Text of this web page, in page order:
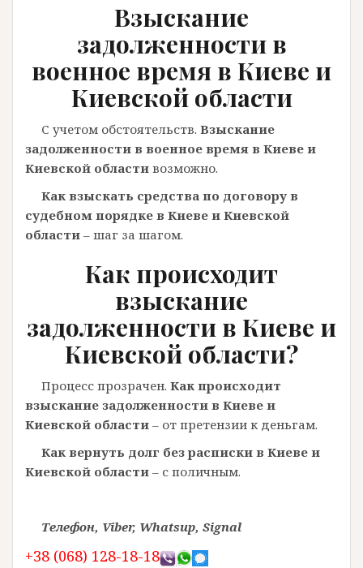
Взыскание
задолженности в
военное время в Киеве и
Киевской области
С учетом обстоятельств. Взыскание
задолженности в военное время в Киеве и
Киевской области возможно.
Как взыскать средства по договору в
судебном порядке в Киеве и Киевской
области – шаг за шагом.
Как происходит
взыскание
задолженности в Киеве и
Киевской области?
Процесс прозрачен. Как происходит
взыскание задолженности в Киеве и
Киевской области – от претензии к деньгам.
Как вернуть долг без расписки в Киеве и
Киевской области – с поличным.
Телефон, Viber, Whatsup, Signal
+38 (068) 128-18-18